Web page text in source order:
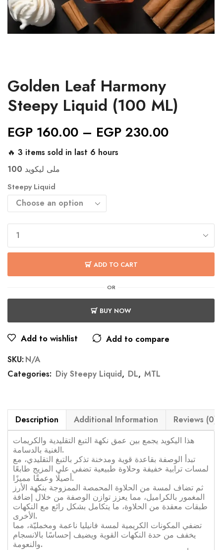
Golden Leaf Harmony
Steepy Liquid (100 ML)
EGP 160.00 – EGP 230.00
🔥 3 items sold in last 6 hours
100 ملى ليكويد
Steepy Liquid
ADD TO CART
OR
BUY NOW
Add to wishlist Add to compare
SKU: N/A
Categories: Diy Steepy Liquid, DL, MTL
Description Additional Information
Reviews (0)
هذا اليكويد يجمع بين عمق نكهة التبغ التقليدية والكريمات
الغنية بالدسامة.
تبدأ الوصفة بقاعدة قوية ومدخنة تذكر بالتبغ التقليدي، مع
لمسات ترابية خفيفة وحلاوة طبيعية تضفي على المزيج طابعًا
أصيلًا وعمقًا مميزًا.
ثم تضاف لمسة من الحلاوة المحمصة الممزوجة بنكهة الأرز
المغمور بالكراميل، مما يعزز توازن الوصفة من خلال إضافة
طبقات معقدة من الحلاوة، ما يتكامل بشكل رائع مع النكهات
الأخرى.
تضفي المكونات الكريمية لمسة فانيليا ناعمة ومخمليّة، مما
يخفف من حدة النكهات القوية ويضيف إحساسًا بالانسجام
والنعومة.